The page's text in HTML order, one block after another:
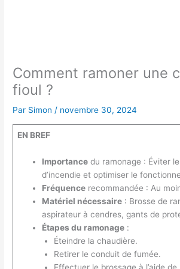
Comment ramoner une
fioul ?
Par Simon/ novembre 30, 2024
EN BREF
Importancedu ramonage : Éviter
d’incendie et optimiser le
Fréquencerecommandée : Au
Matériel nécessaire: Brosse de
aspirateur à cendres, gants de
Étapes du ramonage:
Éteindre la chaudière.
Retirer le conduit de fumée.